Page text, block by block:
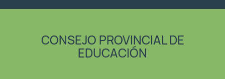
CONSEJO PROVINCIAL DE
EDUCACIÓN